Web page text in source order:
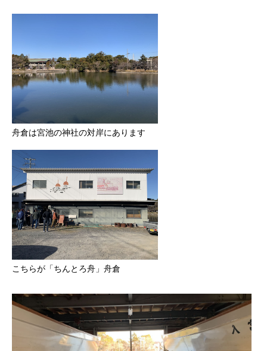
舟倉は宮池の神社の対岸にあります
こちらが「ちんとろ舟」舟倉